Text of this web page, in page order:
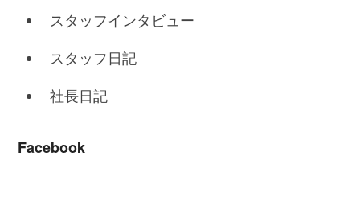
スタッフインタビュー
スタッフ日記
社長日記
Facebook